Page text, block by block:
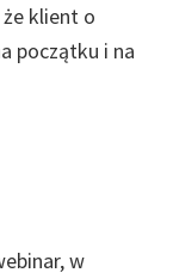
klient o
początku i na
w